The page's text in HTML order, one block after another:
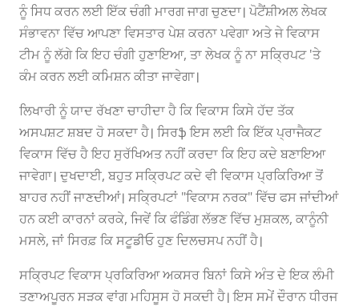
ਨੂੰ ਸਿਧ ਕਰਨ ਲਈ ਇੱਕ ਚੰਗੀ ਮਾਰਗ ਜਾਗ ਚੁਣਦਾ। ਪੋਟੈਂਸ਼ੀਅਲ ਲੇਖਕ
ਸੰਭਾਵਨਾ ਵਿੱਚ ਆਪਣਾ ਵਿਸਤਾਰ ਪੇਸ਼ ਕਰਨਾ ਪਵੇਗਾ ਅਤੇ ਜੇ ਵਿਕਾਸ
ਟੀਮ ਨੂੰ ਲੱਗੇ ਕਿ ਇਹ ਚੰਗੀ ਹੁਣਾਇਆ, ਤਾ ਲੇਖਕ ਨੂੰ ਨਾ ਸਕ੍ਰਿਪਟ 'ਤੇ
ਕੰਮ ਕਰਨ ਲਈ ਕਮਿਸ਼ਨ ਕੀਤਾ ਜਾਵੇਗਾ।
ਲਿਖਾਰੀ ਨੂੰ ਯਾਦ ਰੱਖਣਾ ਚਾਹੀਦਾ ਹੈ ਕਿ ਵਿਕਾਸ ਕਿਸੇ ਹੱਦ ਤੱਕ
ਅਸਪਸ਼ਟ ਸ਼ਬਦ ਹੋ ਸਕਦਾ ਹੈ। ਸਿਰֆ ਇਸ ਲਈ ਕਿ ਇੱਕ ਪ੍ਰਾਜੈਕਟ
ਵਿਕਾਸ ਵਿੱਚ ਹੈ ਇਹ ਸੁਰੱਖਿਅਤ ਨਹੀਂ ਕਰਦਾ ਕਿ ਇਹ ਕਦੇ ਬਣਾਇਆ
ਜਾਵੇਗਾ। ਦੁਖਦਾਈ, ਬਹੁਤ ਸਕ੍ਰਿਪਟ ਕਦੇ ਵੀ ਵਿਕਾਸ ਪ੍ਰਕਿਰਿਆ ਤੋਂ
ਬਾਹਰ ਨਹੀਂ ਜਾਣਦੀਆਂ। ਸਕ੍ਰਿਪਟਾਂ "ਵਿਕਾਸ ਨਰਕ" ਵਿੱਚ ਫਸ ਜਾਂਦੀਆਂ
ਹਨ ਕਈ ਕਾਰਨਾਂ ਕਰਕੇ, ਜਿਵੇਂ ਕਿ ਫੰਡਿੰਗ ਲੱਭਣ ਵਿੱਚ ਮੁਸ਼ਕਲ, ਕਾਨੂੰਨੀ
ਮਸਲੇ, ਜਾਂ ਸਿਰਫ਼ ਕਿ ਸਟੂਡੀਓ ਹੁਣ ਦਿਲਚਸਪ ਨਹੀਂ ਹੈ।
ਸਕ੍ਰਿਪਟ ਵਿਕਾਸ ਪ੍ਰਕਿਰਿਆ ਅਕਸਰ ਬਿਨਾਂ ਕਿਸੇ ਅੰਤ ਦੇ ਇਕ ਲੰਮੀ
ਤਣਾਅਪੂਰਨ ਸੜਕ ਵਾਂਗ ਮਹਿਸੂਸ ਹੋ ਸਕਦੀ ਹੈ। ਇਸ ਸਮੇਂ ਦੌਰਾਨ ਧੀਰਜ